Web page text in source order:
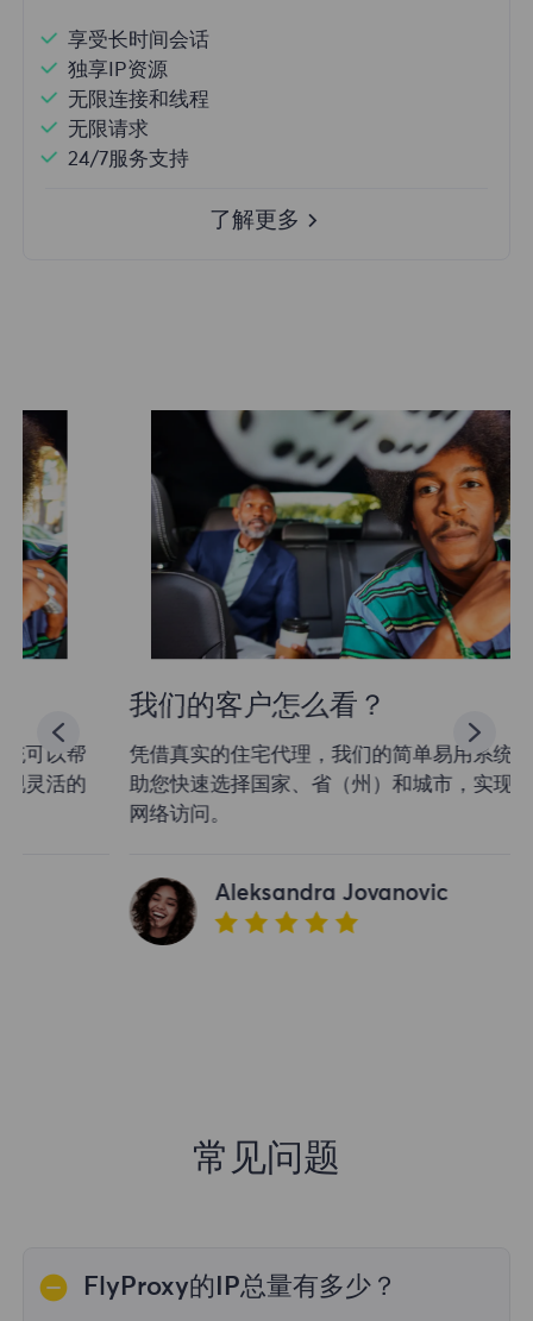
享受长时间会话
独享IP资源
无限连接和线程
无限请求
24/7服务支持
了解更多
我们的客户怎么看？
凭借真实的住宅代理，我们的简单易用系统可以帮
助您快速选择国家、省（州）和城市，实现灵活的
网络访问。
Aleksandra Jovanovic
常见问题
FlyProxy的IP总量有多少？